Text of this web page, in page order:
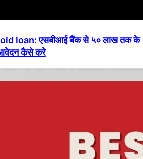
loan: एसबीआई बैंक से ५० लाख तक के
आवेदन कैसे करे